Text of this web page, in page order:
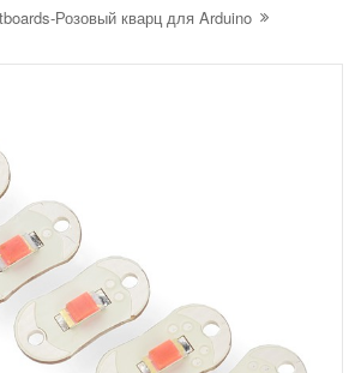
Розовый кварц для Arduino